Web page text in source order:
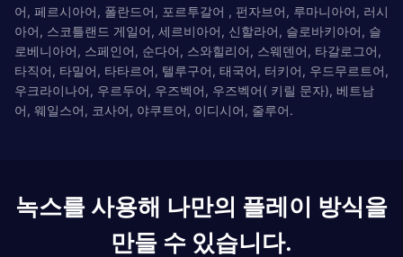
어, 페르시아어, 폴란드어, 포르투갈어 , 펀자브어, 루마니아어, 러시
아어, 스코틀랜드 게일어, 세르비아어, 신할라어, 슬로바키아어, 슬
로베니아어, 스페인어, 순다어, 스와힐리어, 스웨덴어, 타갈로그어,
타직어, 타밀어, 타타르어, 텔루구어, 태국어, 터키어, 우드무르트어,
우크라이나어, 우르두어, 우즈벡어, 우즈벡어( 키릴 문자), 베트남
어, 웨일스어, 코사어, 야쿠트어, 이디시어, 줄루어.
녹스를 사용해 나만의 플레이 방식을
만들 수 있습니다.